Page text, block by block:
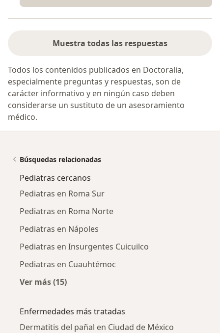
Muestra todas las respuestas
Todos los contenidos publicados en Doctoralia,
especialmente preguntas y respuestas, son de
carácter informativo y en ningún caso deben
considerarse un sustituto de un asesoramiento
médico.
Búsquedas relacionadas
Pediatras cercanos
Pediatras en Roma Sur
Pediatras en Roma Norte
Pediatras en Nápoles
Pediatras en Insurgentes Cuicuilco
Pediatras en Cuauhtémoc
Ver más (15)
Enfermedades más tratadas
Dermatitis del pañal en Ciudad de México